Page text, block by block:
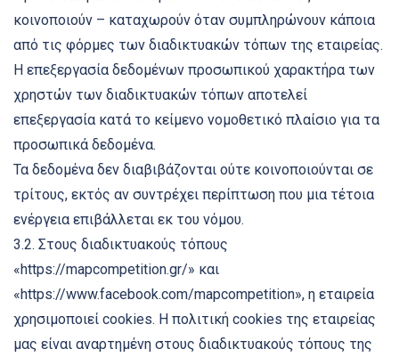
κοινοποιούν – καταχωρούν όταν συμπληρώνουν κάποια
από τις φόρμες των διαδικτυακών τόπων της εταιρείας.
Η επεξεργασία δεδομένων προσωπικού χαρακτήρα των
χρηστών των διαδικτυακών τόπων αποτελεί
επεξεργασία κατά το κείμενο νομοθετικό πλαίσιο για τα
προσωπικά δεδομένα.
Τα δεδομένα δεν διαβιβάζονται ούτε κοινοποιούνται σε
τρίτους, εκτός αν συντρέχει περίπτωση που μια τέτοια
ενέργεια επιβάλλεται εκ του νόμου.
3.2. Στους διαδικτυακούς τόπους
«https://mapcompetition.gr/» και
«https://www.facebook.com/mapcompetition», η εταιρεία
χρησιμοποιεί cookies. Η πολιτική cookies της εταιρείας
μας είναι αναρτημένη στους διαδικτυακούς τόπους της